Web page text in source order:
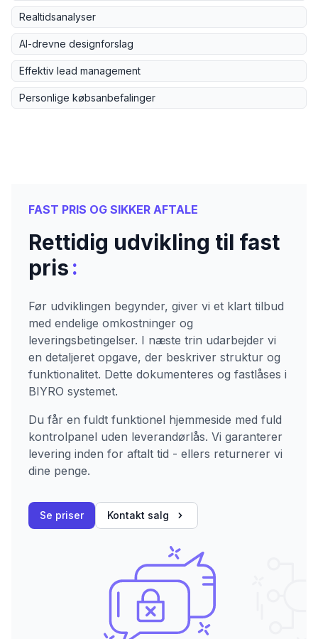
Realtidsanalyser
AI-drevne designforslag
Effektiv lead management
Personlige købsanbefalinger
FAST PRIS OG SIKKER AFTALE
Rettidig udvikling til fast
pris:
Før udviklingen begynder, giver vi et klart tilbud
med endelige omkostninger og
leveringsbetingelser. I næste trin udarbejder vi
en detaljeret opgave, der beskriver struktur og
funktionalitet. Dette dokumenteres og fastlåses i
BIYRO systemet.
Du får en fuldt funktionel hjemmeside med fuld
kontrolpanel uden leverandørlås. Vi garanterer
levering inden for aftalt tid - ellers returnerer vi
dine penge.
Se priser Kontakt salg